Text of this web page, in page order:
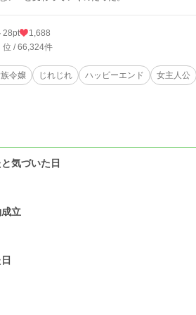
28pt 1,688
位 / 66,324件
令嬢 じれじれ ハッピーエンド 女主人公
気づいた日
立